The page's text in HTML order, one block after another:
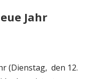
Jahr
(Dienstag, den 12.